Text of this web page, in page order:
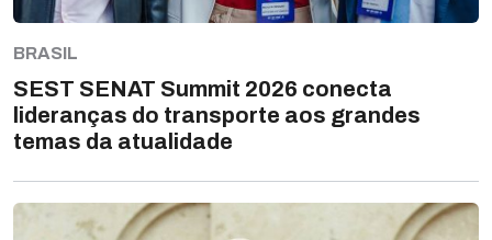
BRASIL
SEST SENAT Summit 2026 conecta
lideranças do transporte aos grandes
temas da atualidade